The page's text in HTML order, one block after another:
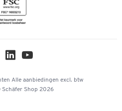
Alle aanbiedingen excl. btw
Shop 2026